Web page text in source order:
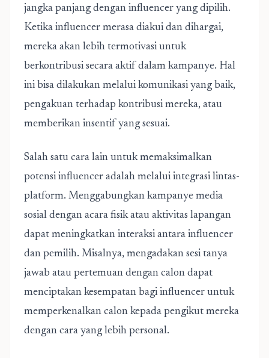
jangka panjang dengan influencer yang dipilih.
Ketika influencer merasa diakui dan dihargai,
mereka akan lebih termotivasi untuk
berkontribusi secara aktif dalam kampanye. Hal
ini bisa dilakukan melalui komunikasi yang baik,
pengakuan terhadap kontribusi mereka, atau
memberikan insentif yang sesuai.
Salah satu cara lain untuk memaksimalkan
potensi influencer adalah melalui integrasi lintas-
platform. Menggabungkan kampanye media
sosial dengan acara fisik atau aktivitas lapangan
dapat meningkatkan interaksi antara influencer
dan pemilih. Misalnya, mengadakan sesi tanya
jawab atau pertemuan dengan calon dapat
menciptakan kesempatan bagi influencer untuk
memperkenalkan calon kepada pengikut mereka
dengan cara yang lebih personal.